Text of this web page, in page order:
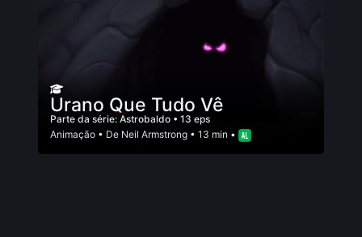
Urano Que Tudo Vê
Parte da série: Astrobaldo • 13 eps
Animação • De Neil Armstrong • 13 min •